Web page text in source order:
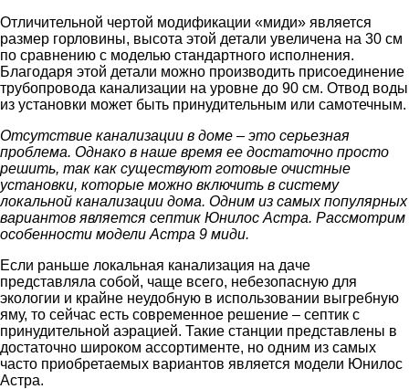
Отличительной чертой модификации «миди» является
размер горловины, высота этой детали увеличена на 30 см
по сравнению с моделью стандартного исполнения.
Благодаря этой детали можно производить присоединение
трубопровода канализации на уровне до 90 см. Отвод воды
из установки может быть принудительным или самотечным.
Отсутствие канализации в доме – это серьезная
проблема. Однако в наше время ее достаточно просто
решить, так как существуют готовые очистные
установки, которые можно включить в систему
локальной канализации дома. Одним из самых популярных
вариантов является септик Юнилос Астра. Рассмотрим
особенности модели Астра 9 миди.
Если раньше локальная канализация на даче
представляла собой, чаще всего, небезопасную для
экологии и крайне неудобную в использовании выгребную
яму, то сейчас есть современное решение – септик с
принудительной аэрацией. Такие станции представлены в
достаточно широком ассортименте, но одним из самых
часто приобретаемых вариантов является модели Юнилос
Астра.